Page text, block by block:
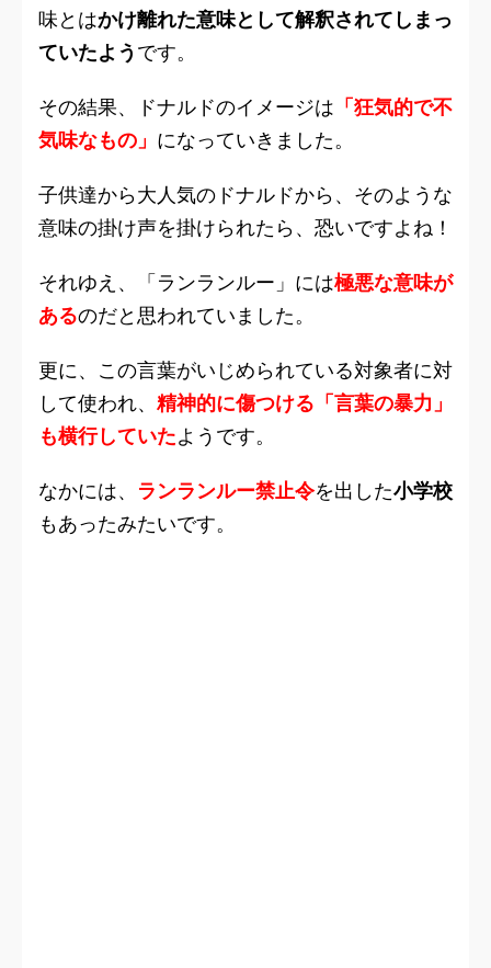
味とはかけ離れた意味として解釈されてしまっ
ていたよう です。
その結果、ドナルドのイメージは 「狂気的で不
気味なもの」 になっていきました。
子供達から大人気のドナルドから、そのような
意味の掛け声を掛けられたら、恐いですよね！
それゆえ、「ランランルー」には極悪な意味が
あるのだと思われていました。
更に、この言葉がいじめられている対象者に対
して使われ、 精神的に傷つける「言葉の暴力」
も横行していたようです。
なかには、 ランランルー禁止令を出した小学校
もあったみたいです。